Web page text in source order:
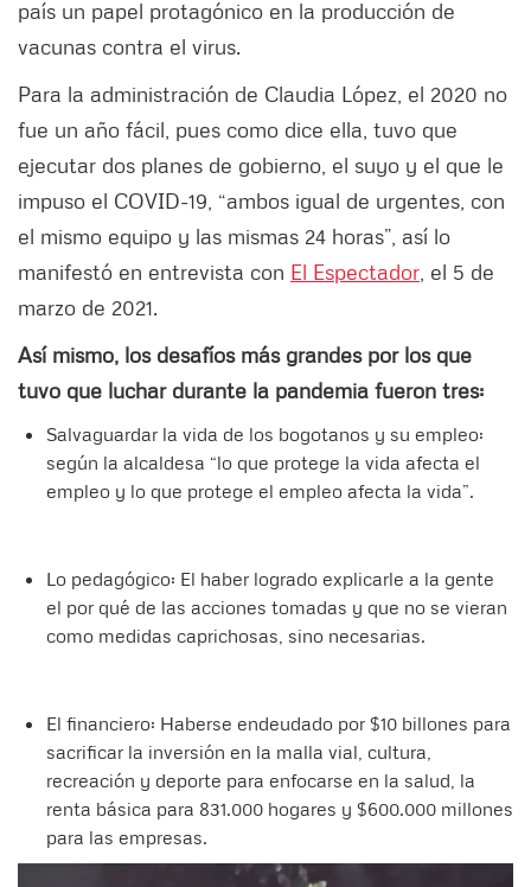
país un papel protagónico en la producción de
vacunas contra el virus.
Para la administración de Claudia López, el 2020 no
fue un año fácil, pues como dice ella, tuvo que
ejecutar dos planes de gobierno, el suyo y el que le
impuso el COVID-19, “ambos igual de urgentes, con
el mismo equipo y las mismas 24 horas”, así lo
manifestó en entrevista con El Espectador , el 5 de
marzo de 2021.
Así mismo, los desafíos más grandes por los que
tuvo que luchar durante la pandemia fueron tres:
Salvaguardar la vida de los bogotanos y su empleo:
según la alcaldesa “lo que protege la vida afecta el
empleo y lo que protege el empleo afecta la vida”.
Lo pedagógico: El haber logrado explicarle a la gente
el por qué de las acciones tomadas y que no se vieran
como medidas caprichosas, sino necesarias.
El financiero: Haberse endeudado por $10 billones para
sacrificar la inversión en la malla vial, cultura,
recreación y deporte para enfocarse en la salud, la
renta básica para 831.000 hogares y $600.000 millones
para las empresas.